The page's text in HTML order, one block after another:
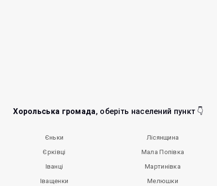
Хорольська громада, оберіть населений пункт 👇
Єньки
Єрківці
Іванці
Іващенки
Лісянщина
Мала Попівка
Мартинівка
Мелюшки